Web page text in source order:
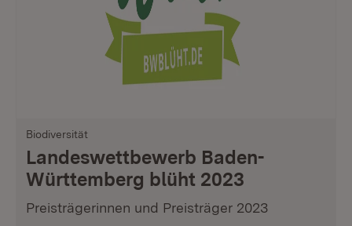
Biodiversität
Landeswettbewerb Baden-
Württemberg blüht 2023
Preisträgerinnen und Preisträger 2023